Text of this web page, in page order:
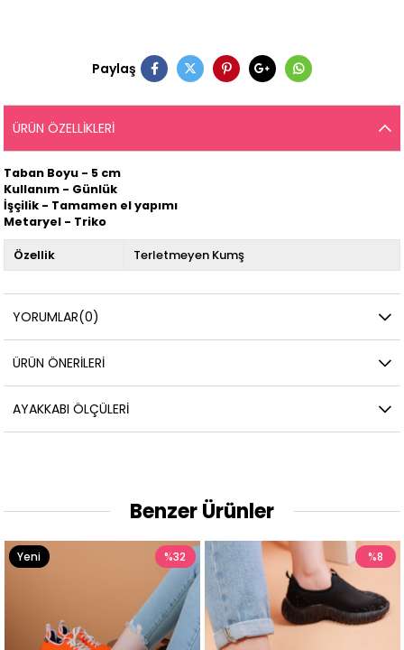
Paylaş
ÜRÜN ÖZELLIKLERI
Taban Boyu - 5 cm
Kullanım - Günlük
İşçilik - Tamamen el yapımı
Metaryel - Triko
Özellik Terletmeyen Kumş
YORUMLAR(0)
ÜRÜN ÖNERILERI
AYAKKABI ÖLÇÜLERI
Benzer Ürünler
%32 %8
Yeni
Ürün